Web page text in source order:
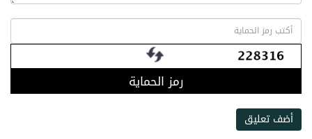
رمز الحماية
أضف تعليق